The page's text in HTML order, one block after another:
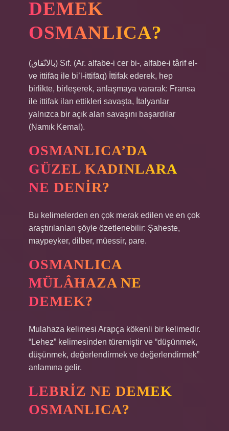
DEMEK
OSMANLICA?
(ﺑﺎﻻﺗّﻔﺎﻕ) Sıf. (Ar. alfabe-i cer bi-, alfabe-i târif el-
ve ittifāq ile bi’l-ittifāq) İttifak ederek, hep
birlikte, birleşerek, anlaşmaya vararak: Fransa
ile ittifak ilan ettikleri savaşta, İtalyanlar
yalnızca bir açık alan savaşını başardılar
(Namık Kemal).
OSMANLICA’DA
GÜZEL KADINLARA
NE DENIR?
Bu kelimelerden en çok merak edilen ve en çok
araştırılanları şöyle özetlenebilir: Şaheste,
maypeyker, dilber, müessir, pare.
OSMANLICA
MÜLÂHAZA NE
DEMEK?
Mulahaza kelimesi Arapça kökenli bir kelimedir.
“Lehez” kelimesinden türemiştir ve “düşünmek,
düşünmek, değerlendirmek ve değerlendirmek”
anlamına gelir.
LEBRIZ NE DEMEK
OSMANLICA?